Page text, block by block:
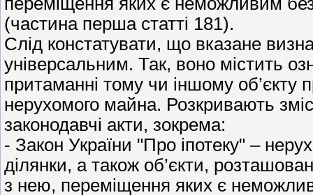
(частина перша статті 181).
Слід констатувати, що вказане
універсальним. Так, воно містить
притаманні тому чи іншому об’єкту
нерухомого майна. Розкривають
законодавчі акти, зокрема:
- Закон України "Про іпотеку" –
ділянки, а також об’єкти,
з нею, переміщення яких є